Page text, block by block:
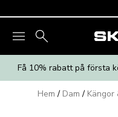
Få 10% rabatt på första
Hem / Dam /